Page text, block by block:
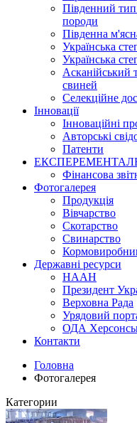
Південний тип
породи
Південна
Українська
Українська
Асканійський
свиней
Селекційне
Інновації
Інноваційні
Авторські
Патенти
Фінансова
Фотогалерея
Продукція
Вівчарство
Скотарство
Свинарство
Державні ресурси
НААН
Президент
Верховна Рада
Урядовий
ОДА
Контакти
Головна
Фотогалерея
Категории